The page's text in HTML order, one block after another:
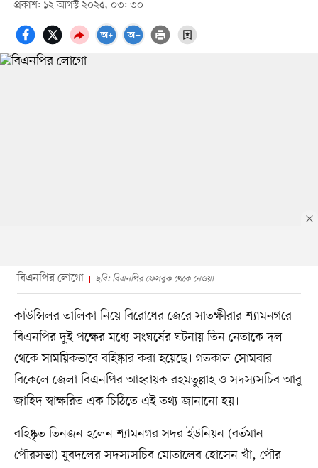
প্রকাশ: ১২ আগস্ট ২০২৫, ০৩: ৩০
বিএনপির লোগো ছবি: বিএনপির ফেসবুক থেকে নেওয়া
কাউন্সিলর তালিকা নিয়ে বিরোধের জেরে সাতক্ষীরার শ্যামনগরে
বিএনপির দুই পক্ষের মধ্যে সংঘর্ষের ঘটনায় তিন নেতাকে দল
থেকে সাময়িকভাবে বহিষ্কার করা হয়েছে। গতকাল সোমবার
বিকেলে জেলা বিএনপির আহ্বায়ক রহমতুল্লাহ ও সদস্যসচিব আবু
জাহিদ স্বাক্ষরিত এক চিঠিতে এই তথ্য জানানো হয়।
বহিষ্কৃত তিনজন হলেন শ্যামনগর সদর ইউনিয়ন (বর্তমান
পৌরসভা) যুবদলের সদস্যসচিব মোতালেব হোসেন খাঁ, পৌর